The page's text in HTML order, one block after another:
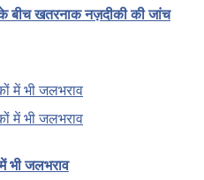
बीच खतरनाक नज़दीकी की जांच
भी जलभराव